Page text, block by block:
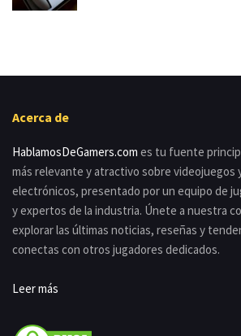
Acerca de
HablamosDeGamers.com es tu fuente
más relevante y atractivo sobre videojuegos
electrónicos, presentado por un equipo de
y expertos de la industria. Únete a nuestra
explorar las últimas noticias, reseñas y
conectas con otros jugadores dedicados.
Leer más